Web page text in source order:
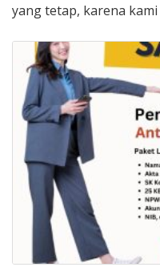
yang tetap, karena